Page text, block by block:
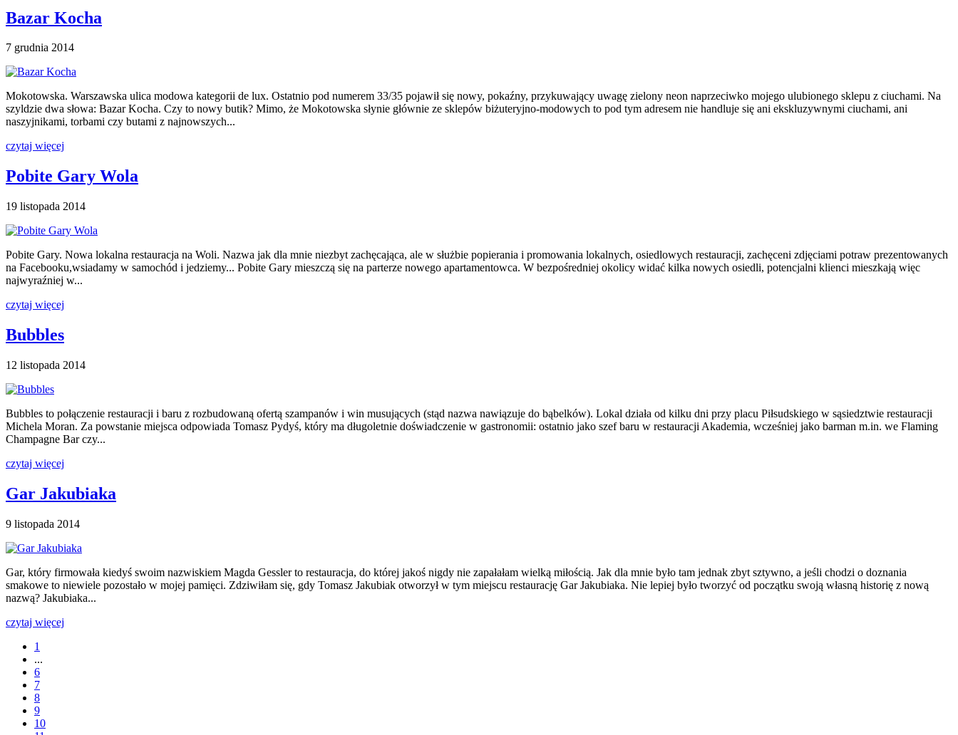
Bazar Kocha
7 grudnia 2014
Mokotowska. Warszawska ulica modowa kategorii de lux. Ostatnio pod numerem 33/35 pojawił się nowy, pokaźny, przykuwający uwagę zielony neon naprzeciwko mojego ulubionego sklepu z ciuchami. Na
szyldzie dwa słowa: Bazar Kocha. Czy to nowy butik? Mimo, że Mokotowska słynie głównie ze sklepów biżuteryjno-modowych to pod tym adresem nie handluje się ani ekskluzywnymi ciuchami, ani
naszyjnikami, torbami czy butami z najnowszych...
czytaj więcej
Pobite Gary Wola
19 listopada 2014
Pobite Gary. Nowa lokalna restauracja na Woli. Nazwa jak dla mnie niezbyt zachęcająca, ale w służbie popierania i promowania lokalnych, osiedlowych restauracji, zachęceni zdjęciami potraw prezentowanych
na Facebooku,wsiadamy w samochód i jedziemy... Pobite Gary mieszczą się na parterze nowego apartamentowca. W bezpośredniej okolicy widać kilka nowych osiedli, potencjalni klienci mieszkają więc
najwyraźniej w...
czytaj więcej
Bubbles
12 listopada 2014
Bubbles to połączenie restauracji i baru z rozbudowaną ofertą szampanów i win musujących (stąd nazwa nawiązuje do bąbelków). Lokal działa od kilku dni przy placu Piłsudskiego w sąsiedztwie restauracji
Michela Moran. Za powstanie miejsca odpowiada Tomasz Pydyś, który ma długoletnie doświadczenie w gastronomii: ostatnio jako szef baru w restauracji Akademia, wcześniej jako barman m.in. we Flaming
Champagne Bar czy...
czytaj więcej
Gar Jakubiaka
9 listopada 2014
Gar, który firmowała kiedyś swoim nazwiskiem Magda Gessler to restauracja, do której jakoś nigdy nie zapałałam wielką miłością. Jak dla mnie było tam jednak zbyt sztywno, a jeśli chodzi o doznania
smakowe to niewiele pozostało w mojej pamięci. Zdziwiłam się, gdy Tomasz Jakubiak otworzył w tym miejscu restaurację Gar Jakubiaka. Nie lepiej było tworzyć od początku swoją własną historię z nową
nazwą? Jakubiaka...
czytaj więcej
1
...
6
7
8
9
10